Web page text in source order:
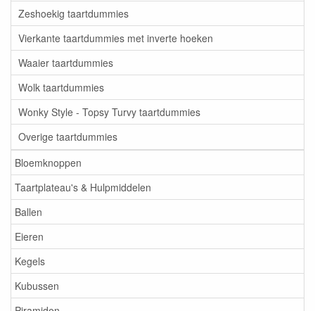
Zeshoekig taartdummies
Vierkante taartdummies met inverte hoeken
Waaier taartdummies
Wolk taartdummies
Wonky Style - Topsy Turvy taartdummies
Overige taartdummies
Bloemknoppen
Taartplateau's & Hulpmiddelen
Ballen
Eieren
Kegels
Kubussen